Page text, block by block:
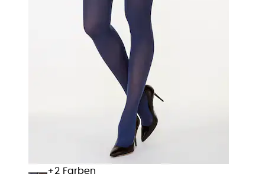
+
Farben